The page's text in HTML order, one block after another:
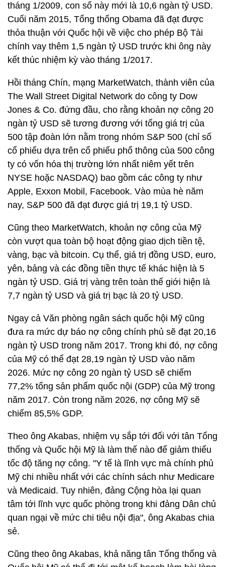
tháng 1/2009, con số này mới là 10,6 ngàn tỷ USD.
Cuối năm 2015, Tổng thống Obama đã đạt được
thỏa thuận với Quốc hội về việc cho phép Bộ Tài
chính vay thêm 1,5 ngàn tỷ USD trước khi ông này
kết thúc nhiệm kỳ vào tháng 1/2017.
Hồi tháng Chín, mạng MarketWatch, thành viên của
The Wall Street Digital Network do công ty Dow
Jones & Co. đứng đầu, cho rằng khoản nợ công 20
ngàn tỷ USD sẽ tương đương với tổng giá trị của
500 tập đoàn lớn nằm trong nhóm S&P 500 (chỉ số
cổ phiếu dựa trên cổ phiếu phổ thông của 500 công
ty có vốn hóa thị trường lớn nhất niêm yết trên
NYSE hoặc NASDAQ) bao gồm các công ty như
Apple, Exxon Mobil, Facebook. Vào mùa hè năm
nay, S&P 500 đã đạt được giá trị 19,1 tỷ USD.
Cũng theo MarketWatch, khoản nợ công của Mỹ
còn vượt qua toàn bộ hoạt động giao dịch tiền tệ,
vàng, bạc và bitcoin. Cụ thể, giá trị đồng USD, euro,
yên, bảng và các đồng tiền thực tế khác hiện là 5
ngàn tỷ USD. Giá trị vàng trên toàn thế giới hiện là
7,7 ngàn tỷ USD và giá trị bạc là 20 tỷ USD.
Ngay cả Văn phòng ngân sách quốc hội Mỹ cũng
đưa ra mức dự báo nợ công chính phủ sẽ đạt 20,16
ngàn tỷ USD trong năm 2017. Trong khi đó, nợ công
của Mỹ có thể đạt 28,19 ngàn tỷ USD vào năm
2026. Mức nợ công 20 ngàn tỷ USD sẽ chiếm
77,2% tổng sản phẩm quốc nội (GDP) của Mỹ trong
năm 2017. Còn trong năm 2026, nợ công Mỹ sẽ
chiếm 85,5% GDP.
Theo ông Akabas, nhiệm vụ sắp tới đối với tân Tổng
thống và Quốc hội Mỹ là làm thế nào để giảm thiểu
tốc độ tăng nợ công. "Y tế là lĩnh vực mà chính phủ
Mỹ chi nhiều nhất với các chính sách như Medicare
và Medicaid. Tuy nhiên, đảng Cộng hòa lại quan
tâm tới lĩnh vực quốc phòng trong khi đảng Dân chủ
quan ngại về mức chi tiêu nội địa", ông Akabas chia
sẻ.
Cũng theo ông Akabas, khả năng tân Tổng thống và